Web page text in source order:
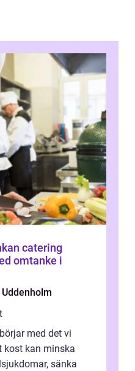
catering
omtanke i
med det vi
kost kan minska
sänka